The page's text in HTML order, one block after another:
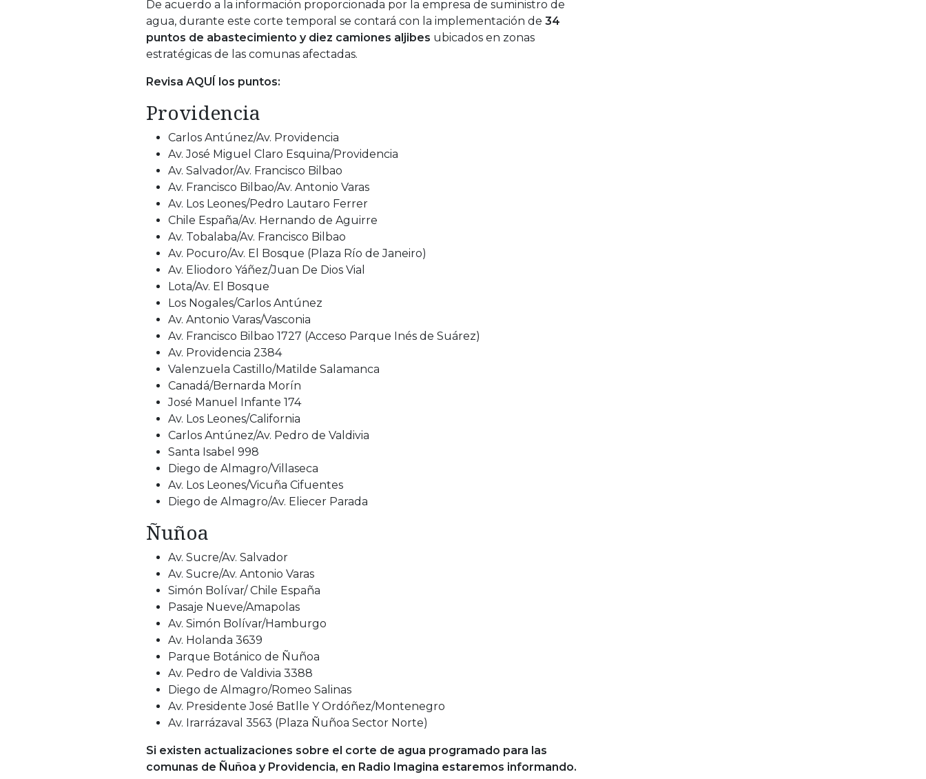
De acuerdo a la información proporcionada por la empresa de suministro de
agua, durante este corte temporal se contará con la implementación de 34
puntos de abastecimiento y diez camiones aljibes ubicados en zonas
estratégicas de las comunas afectadas.
Revisa AQUÍ los puntos:
Providencia
Carlos Antúnez/Av. Providencia
Av. José Miguel Claro Esquina/Providencia
Av. Salvador/Av. Francisco Bilbao
Av. Francisco Bilbao/Av. Antonio Varas
Av. Los Leones/Pedro Lautaro Ferrer
Chile España/Av. Hernando de Aguirre
Av. Tobalaba/Av. Francisco Bilbao
Av. Pocuro/Av. El Bosque (Plaza Río de Janeiro)
Av. Eliodoro Yáñez/Juan De Dios Vial
Lota/Av. El Bosque
Los Nogales/Carlos Antúnez
Av. Antonio Varas/Vasconia
Av. Francisco Bilbao 1727 (Acceso Parque Inés de Suárez)
Av. Providencia 2384
Valenzuela Castillo/Matilde Salamanca
Canadá/Bernarda Morín
José Manuel Infante 174
Av. Los Leones/California
Carlos Antúnez/Av. Pedro de Valdivia
Santa Isabel 998
Diego de Almagro/Villaseca
Av. Los Leones/Vicuña Cifuentes
Diego de Almagro/Av. Eliecer Parada
Ñuñoa
Av. Sucre/Av. Salvador
Av. Sucre/Av. Antonio Varas
Simón Bolívar/ Chile España
Pasaje Nueve/Amapolas
Av. Simón Bolívar/Hamburgo
Av. Holanda 3639
Parque Botánico de Ñuñoa
Av. Pedro de Valdivia 3388
Diego de Almagro/Romeo Salinas
Av. Presidente José Batlle Y Ordóñez/Montenegro
Av. Irarrázaval 3563 (Plaza Ñuñoa Sector Norte)
Si existen actualizaciones sobre el corte de agua programado para las
comunas de Ñuñoa y Providencia, en Radio Imagina estaremos informando.